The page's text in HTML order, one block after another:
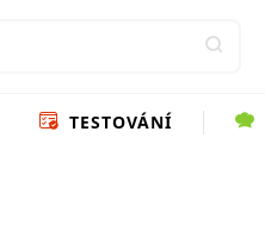
TESTOVÁNÍ